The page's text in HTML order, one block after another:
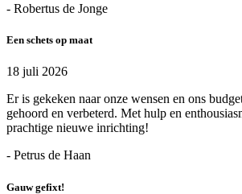
- Robertus de Jonge
Een schets op maat
18 juli 2026
Er is gekeken naar onze wensen en ons
gehoord en verbeterd. Met hulp en
prachtige nieuwe inrichting!
- Petrus de Haan
Gauw gefixt!